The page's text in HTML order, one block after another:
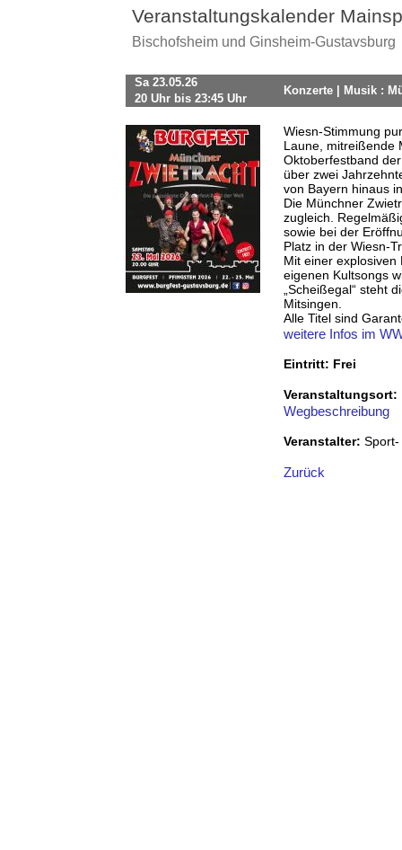
Veranstaltungskalender
Bischofsheim und Ginsheim-Gustavsburg
Sa 23.05.26
20 Uhr bis 23:45 Uhr
Konzerte | Musik :
Wiesn-Stimmung
Laune, mitreißende
Oktoberfestband
über zwei
von Bayern hinaus
Die Münchner
zugleich.
sowie bei der
Platz in der Wiesn-
Mit einer
eigenen Kultsongs
„Scheißegal“ steht
Mitsingen.
Alle Titel sind
weitere Infos im
Eintritt: Frei
Veranstaltungsort:
Wegbeschreibung
Veranstalter: Sport-
Zurück